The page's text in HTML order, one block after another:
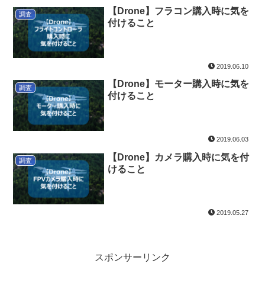
調査
【Drone】フラコン購入時に気を
付けること
2019.06.10
調査
【Drone】モーター購入時に気を
付けること
2019.06.03
調査
【Drone】カメラ購入時に気を付
けること
2019.05.27
スポンサーリンク